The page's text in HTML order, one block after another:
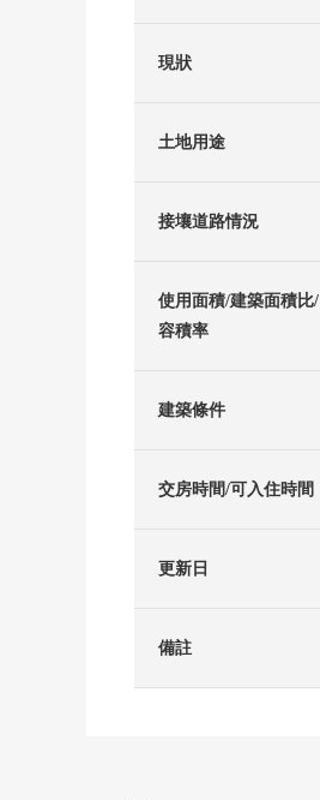
現狀
土地用途
接壤道路情況
使用面積/建築面積比/
容積率
建築條件
交房時間/可入住時間
更新日
備註